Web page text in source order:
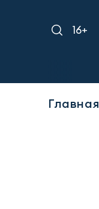
16+
Главная